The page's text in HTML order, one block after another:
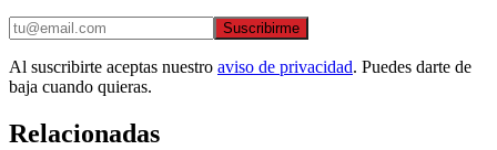
Suscribirme
Al suscribirte aceptas nuestro aviso de privacidad. Puedes darte de
baja cuando quieras.
Relacionadas